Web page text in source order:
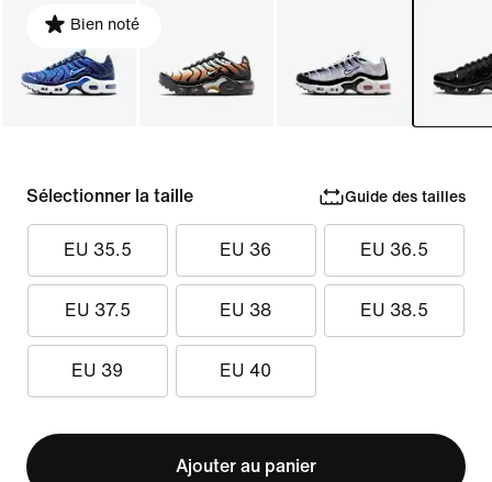
Bien noté
Sélectionner la taille Guide des tailles
EU 35.5 EU 36 EU 36.5
EU 37.5 EU 38 EU 38.5
EU 39 EU 40
Ajouter au panier